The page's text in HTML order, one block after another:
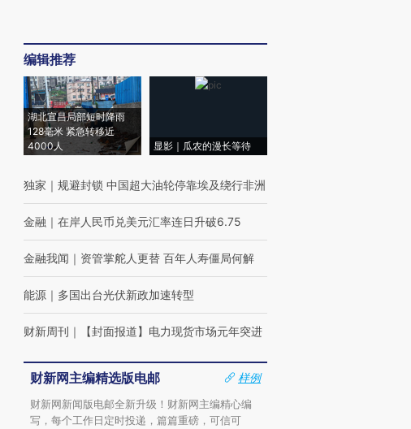
编辑推荐
湖北宜昌局部短时降雨
128毫米 紧急转移近
4000人
显影｜瓜农的漫长等待
独家 ｜ 规避封锁 中国超大油轮停靠埃及绕行非洲
金融 ｜ 在岸人民币兑美元汇率连日升破6.75
金融我闻 ｜ 资管掌舵人更替 百年人寿僵局何解
能源 ｜ 多国出台光伏新政加速转型
财新周刊 ｜ 【封面报道】电力现货市场元年突进
财新网主编精选版电邮
样例
财新网新闻版电邮全新升级！财新网主编精心编
写，每个工作日定时投递，篇篇重磅，可信可